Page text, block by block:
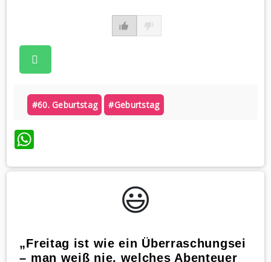
#60. Geburtstag #geburtstag
WhatsApp
😃️
„Freitag ist wie ein Überraschungsei
– man weiß nie, welches Abenteuer